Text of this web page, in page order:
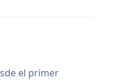
el primer